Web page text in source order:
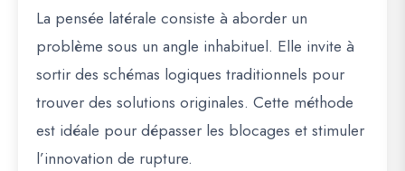
La pensée latérale consiste à aborder un
problème sous un angle inhabituel. Elle invite à
sortir des schémas logiques traditionnels pour
trouver des solutions originales. Cette méthode
est idéale pour dépasser les blocages et stimuler
l’innovation de rupture.